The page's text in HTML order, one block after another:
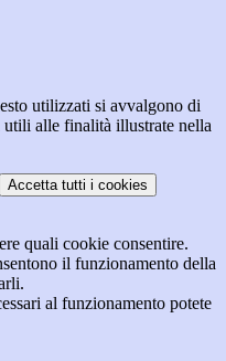
utilizzati si avvalgono di
utili alle finalità illustrate nella
Accetta tutti i cookies
quali cookie consentire.
il funzionamento della
al funzionamento potete